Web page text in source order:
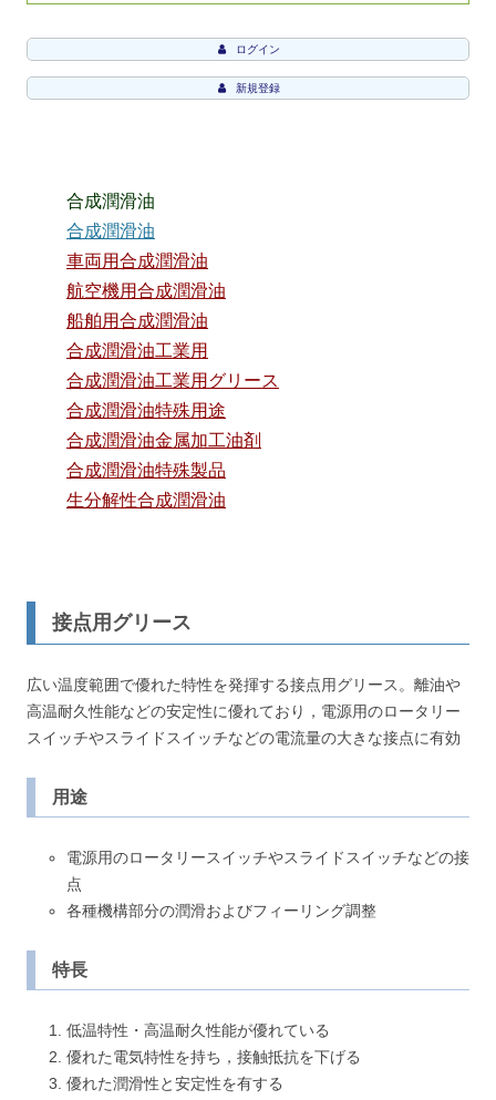
ログイン
新規登録
合成潤滑油
合成潤滑油
車両用合成潤滑油
航空機用合成潤滑油
船舶用合成潤滑油
合成潤滑油工業用
合成潤滑油工業用グリース
合成潤滑油特殊用途
合成潤滑油金属加工油剤
合成潤滑油特殊製品
生分解性合成潤滑油
接点用グリース
広い温度範囲で優れた特性を発揮する接点用グリース。離油や
高温耐久性能などの安定性に優れており，電源用のロータリー
スイッチやスライドスイッチなどの電流量の大きな接点に有効
用途
電源用のロータリースイッチやスライドスイッチなどの接
点
各種機構部分の潤滑およびフィーリング調整
特長
低温特性・高温耐久性能が優れている
優れた電気特性を持ち，接触抵抗を下げる
優れた潤滑性と安定性を有する